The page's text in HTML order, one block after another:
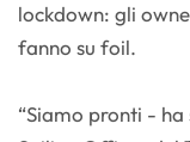
lockdown: gli
fanno su foil.
“Siamo pronti -